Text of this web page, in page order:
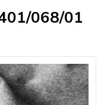
068/01